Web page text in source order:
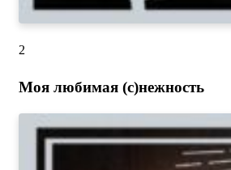
2
Моя любимая (с)нежность